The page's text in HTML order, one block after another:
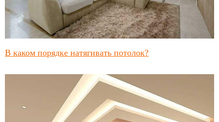
В каком порядке натягивать потолок?